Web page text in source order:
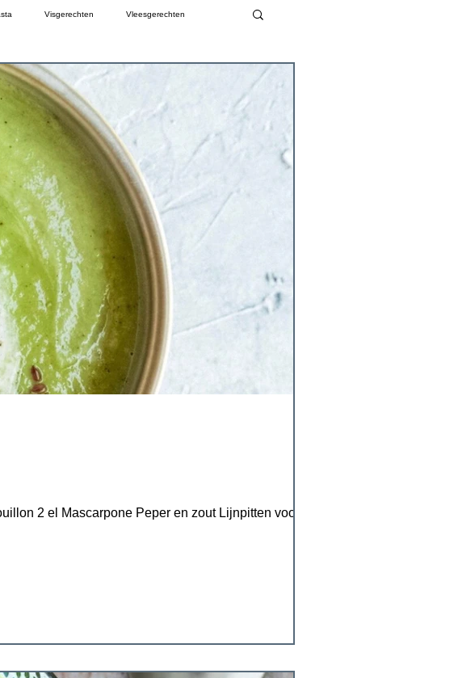
Visgerechten Vleesgerechten
2 el Mascarpone Peper en zout Lijnpitten voor deco